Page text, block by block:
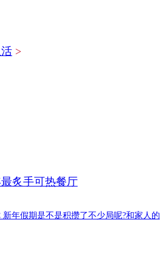
>
炙手可热餐厅
年假期是不是积攒了不少局呢?和家人的